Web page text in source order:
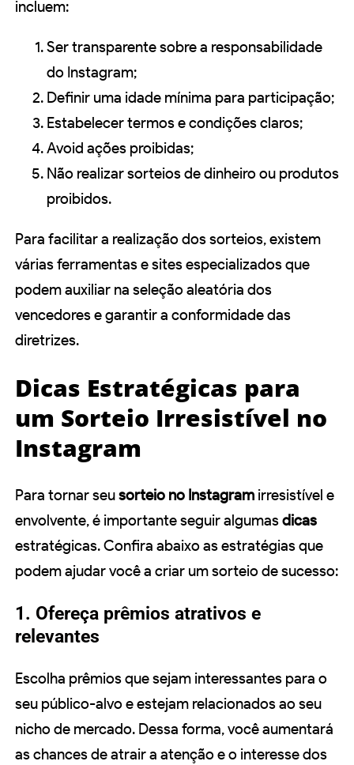
incluem:
Ser transparente sobre a responsabilidade
do Instagram;
Definir uma idade mínima para participação;
Estabelecer termos e condições claros;
Avoid ações proibidas;
Não realizar sorteios de dinheiro ou produtos
proibidos.
Para facilitar a realização dos sorteios, existem
várias ferramentas e sites especializados que
podem auxiliar na seleção aleatória dos
vencedores e garantir a conformidade das
diretrizes.
Dicas Estratégicas para
um Sorteio Irresistível no
Instagram
Para tornar seusorteio no Instagram irresistível e
envolvente, é importante seguir algumasdicas
estratégicas. Confira abaixo as estratégias que
podem ajudar você a criar um sorteio de sucesso:
1. Ofereça prêmios atrativos e
relevantes
Escolha prêmios que sejam interessantes para o
seu público-alvo e estejam relacionados ao seu
nicho de mercado. Dessa forma, você aumentará
as chances de atrair a atenção e o interesse dos